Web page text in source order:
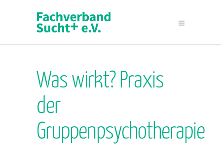
Was wirkt? Praxis
der
Gruppenpsychotherapie